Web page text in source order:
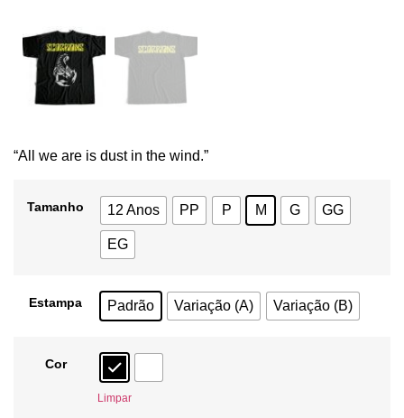
“All we are is dust in the wind.”
Tamanho 12 Anos PP P M G GG
EG
Estampa Padrão Variação (A) Variação (B)
Cor
Limpar